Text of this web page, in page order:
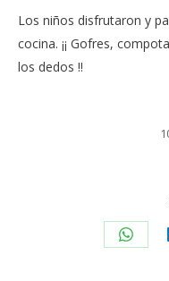
Los niños disfrutaron y
cocina. ¡¡ Gofres,
los dedos !!
Share